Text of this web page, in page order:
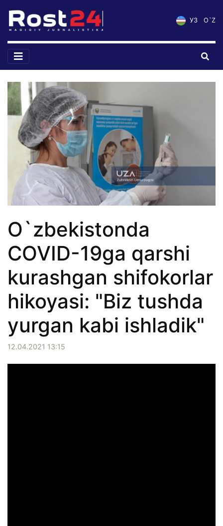
УЗ O`Z
O`zbekistonda
COVID-19ga qarshi
kurashgan shifokorlar
hikoyasi: "Biz tushda
yurgan kabi ishladik"
12.04.2021 13:15